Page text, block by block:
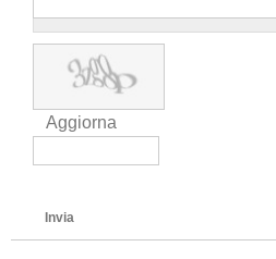
Aggiorna
Invia